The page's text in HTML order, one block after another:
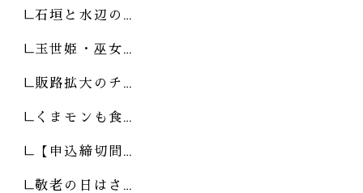
石垣と水辺の…
玉世姫・巫女…
販路拡大のチ…
くまモンも食…
【申込締切間…
敬老の日はさ…